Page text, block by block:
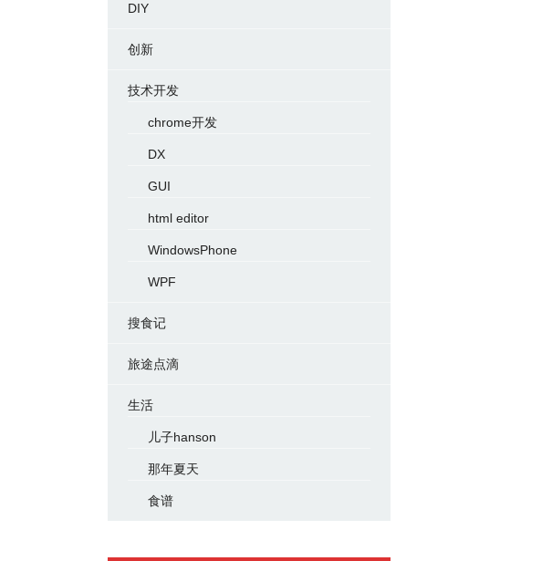
DIY
创新
技术开发
chrome开发
DX
GUI
html editor
WindowsPhone
WPF
搜食记
旅途点滴
生活
儿子hanson
那年夏天
食谱